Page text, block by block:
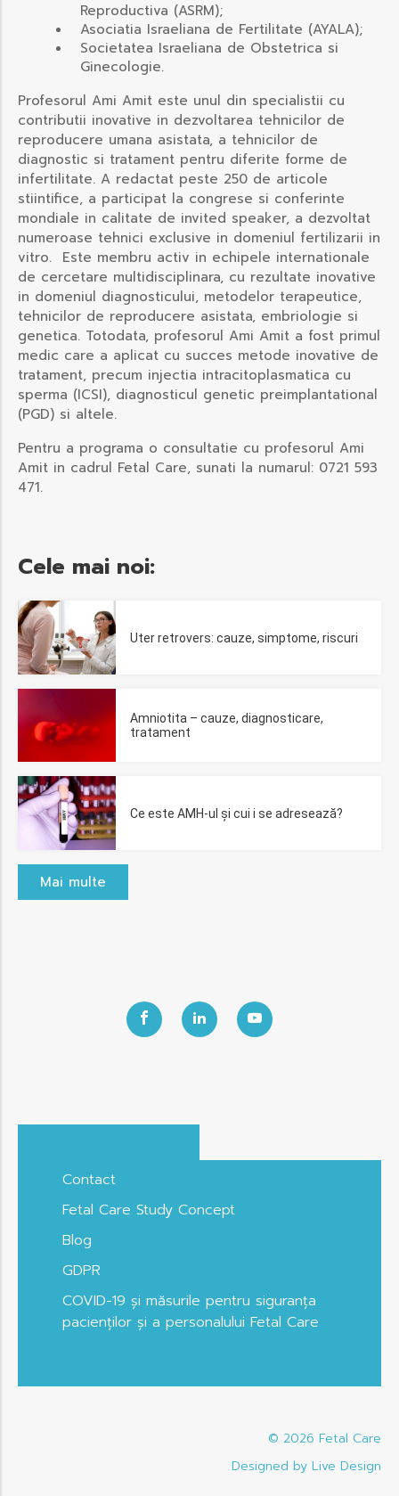
Reproductiva (ASRM);
Asociatia Israeliana de Fertilitate (AYALA);
Societatea Israeliana de Obstetrica si
Ginecologie.
Profesorul Ami Amit este unul din specialistii cu
contributii inovative in dezvoltarea tehnicilor de
reproducere umana asistata, a tehnicilor de
diagnostic si tratament pentru diferite forme de
infertilitate. A redactat peste 250 de articole
stiintifice, a participat la congrese si conferinte
mondiale in calitate de invited speaker, a dezvoltat
numeroase tehnici exclusive in domeniul fertilizarii in
vitro. Este membru activ in echipele internationale
de cercetare multidisciplinara, cu rezultate inovative
in domeniul diagnosticului, metodelor terapeutice,
tehnicilor de reproducere asistata, embriologie si
genetica. Totodata, profesorul Ami Amit a fost primul
medic care a aplicat cu succes metode inovative de
tratament, precum injectia intracitoplasmatica cu
sperma (ICSI), diagnosticul genetic preimplantational
(PGD) si altele.
Pentru a programa o consultatie cu profesorul Ami
Amit in cadrul Fetal Care, sunati la numarul: 0721 593
471.
Cele mai noi:
Uter retrovers: cauze, simptome, riscuri
Amniotita – cauze, diagnosticare,
tratament
Ce este AMH-ul și cui i se adresează?
Mai multe
Contact
Fetal Care Study Concept
Blog
GDPR
COVID-19 și măsurile pentru siguranța
pacienților și a personalului Fetal Care
© 2026 Fetal Care
Designed by Live Design